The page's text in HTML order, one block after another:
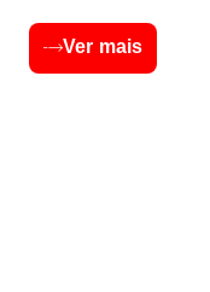
Ver mais